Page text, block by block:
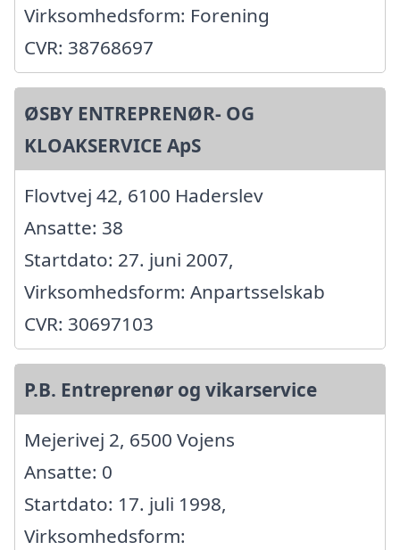
Virksomhedsform: Forening
CVR: 38768697
ØSBY ENTREPRENØR- OG
KLOAKSERVICE ApS
Flovtvej 42, 6100 Haderslev
Ansatte: 38
Startdato: 27. juni 2007,
Virksomhedsform: Anpartsselskab
CVR: 30697103
P.B. Entreprenør og vikarservice
Mejerivej 2, 6500 Vojens
Ansatte: 0
Startdato: 17. juli 1998,
Virksomhedsform: